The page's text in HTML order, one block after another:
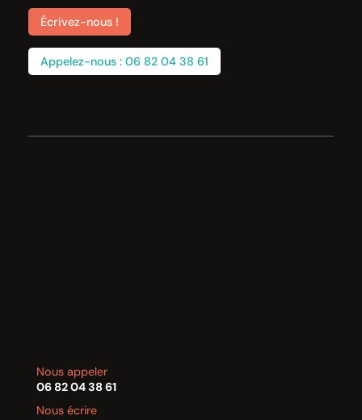
Écrivez-nous !
Appelez-nous : 06 82 04 38 61
Nous appeler
06 82 04 38 61
Nous écrire